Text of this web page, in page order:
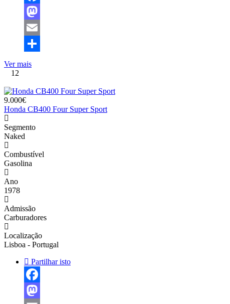
Facebook
Mastodon
Email
Share
Ver mais
12
9.000€
Honda CB400 Four Super Sport
Segmento
Naked
Combustível
Gasolina
Ano
1978
Admissão
Carburadores
Localização
Lisboa - Portugal
Partilhar isto
Facebook